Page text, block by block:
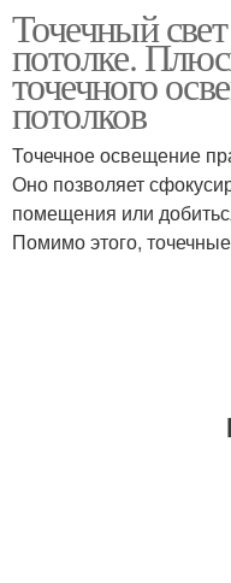
Точечные
Накладный
Точечный
потолке.
точечного
потолков
Точечное освещение
Оно позволяет
помещения или
Помимо этого,